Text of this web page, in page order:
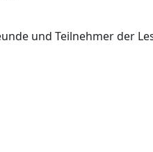
und Teilnehmer der